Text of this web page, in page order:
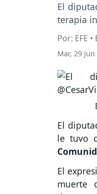
El
terapia
Por: EFE
Mar, 29
El
le tuvo
El
muerte